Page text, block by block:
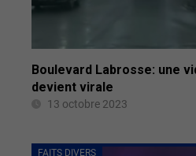
Boulevard Labrosse: une
devient virale
13 octobre 2023
FAITS DIVERS